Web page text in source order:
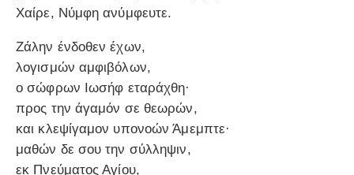
Χαίρε, Νύμφη ανύμφευτε.
Ζάλην ένδοθεν έχων,
λογισμών αμφιβόλων,
ο σώφρων Ιωσήφ εταράχθη·
προς την άγαμόν σε θεωρών,
και κλεψίγαμον υπονοών Άμεμπτε·
μαθών δε σου την σύλληψιν,
εκ Πνεύματος Αγίου,